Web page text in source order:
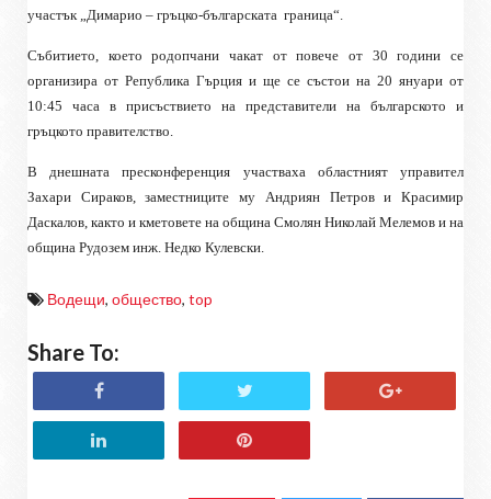
участък „Димарио – гръцко-българската граница“.
Събитието, което родопчани чакат от повече от 30 години се
организира от Република Гърция и ще се състои на 20 януари от
10:45 часа в присъствието на представители на българското и
гръцкото правителство.
В днешната пресконференция участваха областният управител
Захари Сираков, заместниците му Андриян Петров и Красимир
Даскалов, както и кметовете на община Смолян Николай Мелемов и на
община Рудозем инж. Недко Кулевски.
Водещи, общество, top
Share To: